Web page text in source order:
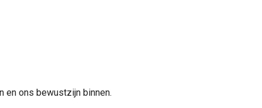
en ons bewustzijn binnen.